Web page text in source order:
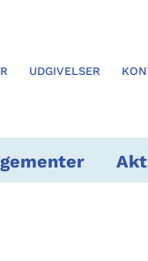
UDGIVELSER